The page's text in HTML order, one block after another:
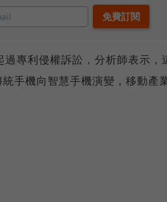
專利侵權訴訟，分析師表示，
手機向智慧手機演變，移動產